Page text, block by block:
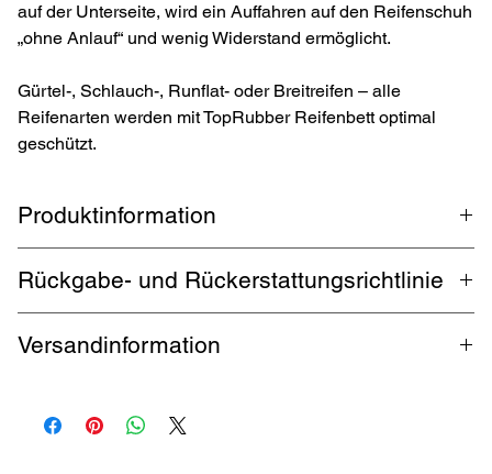
auf der Unterseite, wird ein Auffahren auf den Reifenschuh
„ohne Anlauf“ und wenig Widerstand ermöglicht.
Gürtel-, Schlauch-, Runflat- oder Breitreifen – alle
Reifenarten werden mit TopRubber Reifenbett optimal
geschützt.
Produktinformation
Produktion in Deutschland, für Reifen in der Größen von 13 bis
Standplatten durch eine deutlich größere Auflagefläche und
Rückgabe- und Rückerstattungsrichtlinie
Rückerstattung innerhalb 5 Werktagen.
Versandinformation